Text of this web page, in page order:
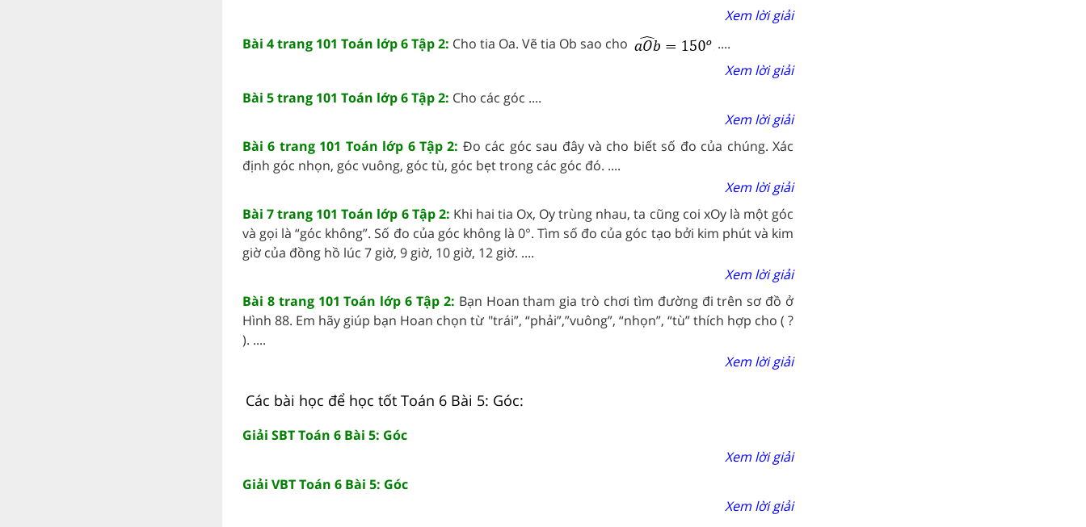
Xem lời giải
Bài 4 trang 101 Toán lớp 6 Tập 2: Cho tia Oa. Vẽ tia Ob sao cho
....
Xem lời giải
Bài 5 trang 101 Toán lớp 6 Tập 2: Cho các góc ....
Xem lời giải
Bài 6 trang 101 Toán lớp 6 Tập 2: Đo các góc sau đây và cho biết số đo của chúng. Xác
định góc nhọn, góc vuông, góc tù, góc bẹt trong các góc đó. ....
Xem lời giải
Bài 7 trang 101 Toán lớp 6 Tập 2: Khi hai tia Ox, Oy trùng nhau, ta cũng coi xOy là một góc
và gọi là “góc không”. Số đo của góc không là 0°. Tìm số đo của góc tạo bởi kim phút và kim
giờ của đồng hồ lúc 7 giờ, 9 giờ, 10 giờ, 12 giờ. ....
Xem lời giải
Bài 8 trang 101 Toán lớp 6 Tập 2: Bạn Hoan tham gia trò chơi tìm đường đi trên sơ đồ ở
Hình 88. Em hãy giúp bạn Hoan chọn từ "trái”, “phải”,”vuông”, “nhọn”, “tù” thích hợp cho ( ?
). ....
Xem lời giải
Các bài học để học tốt Toán 6 Bài 5: Góc:
Giải SBT Toán 6 Bài 5: Góc
Xem lời giải
Giải VBT Toán 6 Bài 5: Góc
Xem lời giải